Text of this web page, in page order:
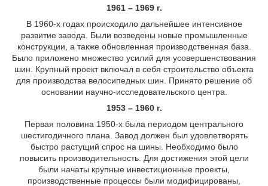
1961 – 1969 г.
В 1960-х годах происходило дальнейшее интенсивное
развитие завода. Были возведены новые промышленные
конструкции, а также обновленная производственная база.
Было приложено множество усилий для усовершенствования
шин. Крупный проект включал в себя строительство объекта
для производства велосипедных шин. Принято решение об
основании научно-исследовательского центра.
1953 – 1960 г.
Первая половина 1950-х была периодом центрального
шестигодичного плана. Завод должен был удовлетворять
быстро растущий спрос на шины. Необходимо было
повысить производительность. Для достижения этой цели
были начаты крупные инвестиционные проекты,
производственные процессы были модифицированы,